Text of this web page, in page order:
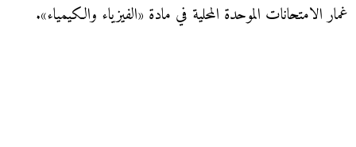
غمار الامتحانات الموحدة المحلية في مادة «الفيزياء والكيمياء».